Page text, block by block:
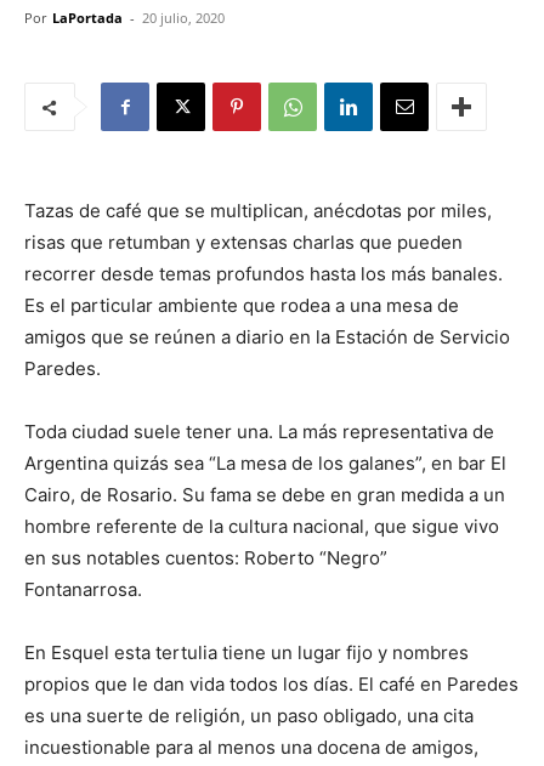
Por LaPortada - 20 julio, 2020
Tazas de café que se multiplican, anécdotas por miles,
risas que retumban y extensas charlas que pueden
recorrer desde temas profundos hasta los más banales.
Es el particular ambiente que rodea a una mesa de
amigos que se reúnen a diario en la Estación de Servicio
Paredes.
Toda ciudad suele tener una. La más representativa de
Argentina quizás sea “La mesa de los galanes”, en bar El
Cairo, de Rosario. Su fama se debe en gran medida a un
hombre referente de la cultura nacional, que sigue vivo
en sus notables cuentos: Roberto “Negro”
Fontanarrosa.
En Esquel esta tertulia tiene un lugar fijo y nombres
propios que le dan vida todos los días. El café en Paredes
es una suerte de religión, un paso obligado, una cita
incuestionable para al menos una docena de amigos,